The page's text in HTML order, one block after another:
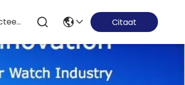
Contacteer Ons Citaat